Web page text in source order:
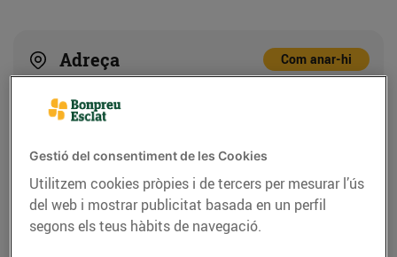
Adreça Com anar-hi
Telèfon
973158339
Gestió del consentiment de les Cookies
Utilitzem cookies pròpies i de tercers per mesurar l’ús
del web i mostrar publicitat basada en un perfil
segons els teus hàbits de navegació.